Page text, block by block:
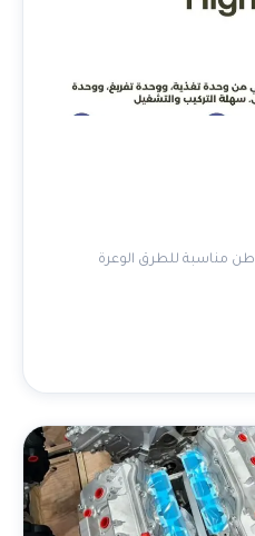
استيراد شاحنات 6×4 بسعة 9.5 طن مناسبة للطرق الوعرة